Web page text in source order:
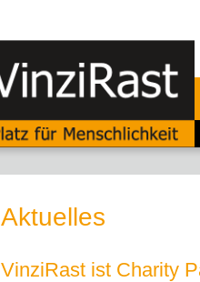
Aktuelles
VinziRast ist Charity